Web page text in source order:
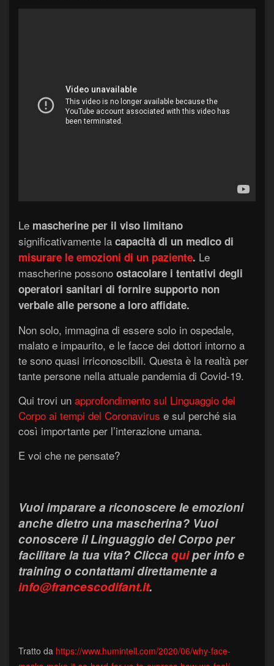
Le mascherine per il viso limitano
significativamente la capacità di un medico di
misurare le emozioni di un paziente. Le
mascherine possono ostacolare i tentativi degli
operatori sanitari di fornire supporto non
verbale alle persone a loro affidate.
Non solo, immagina di essere solo in ospedale,
malato e impaurito, e le facce dei dottori intorno a
te sono quasi irriconoscibili. Questa è la realtà per
tante persone nella attuale pandemia di Covid-19.
Qui trovi un approfondimento sul Linguaggio del
Corpo ai tempi del Coronavirus e sul perché sia
così importante per l’interazione umana.
E voi che ne pensate?
Vuoi imparare a riconoscere le emozioni
anche dietro una mascherina? Vuoi
conoscere il Linguaggio del Corpo per
facilitare la tua vita? Cliccaquiper info e
training o contattami direttamente a
info@francescodifant.it.
Tratto da https://www.humintell.com/2020/06/why-face-